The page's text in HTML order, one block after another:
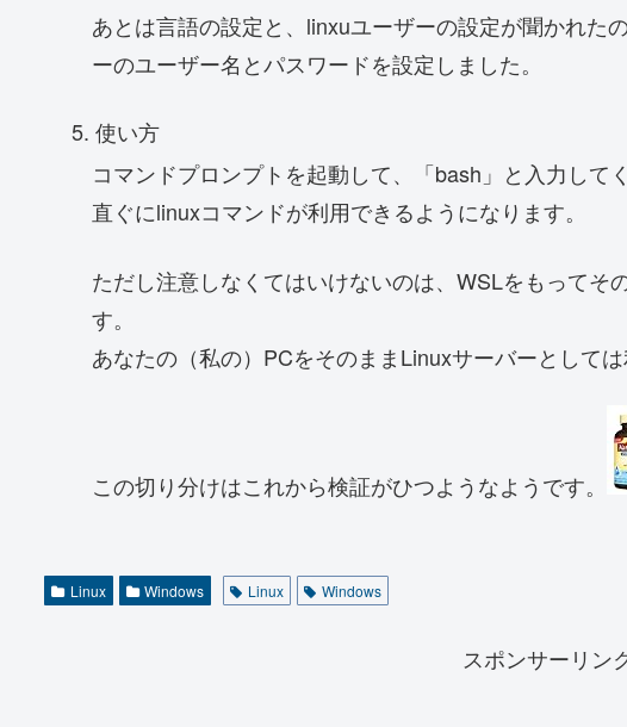
あとは言語の設定と、linxuユーザーの設定が聞かれた
ーのユーザー名とパスワードを設定しました。
使い方
コマンドプロンプトを起動して、「bash」と入力してく
直ぐにlinuxコマンドが利用できるようになります。
ただし注意しなくてはいけないのは、WSLをもってそ
す。
あなたの（私の）PCをそのままLinuxサーバーとしては
この切り分けはこれから検証がひつようなようです。
Linux Windows Linux Windows
スポンサーリン